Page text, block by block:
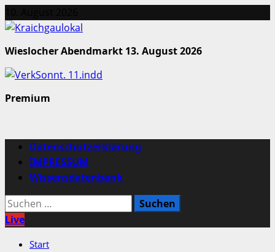
Inhalt
Wieslocher Abendmarkt 13. August 2026
Premium
Primäres
Menü
Datenschutzerklärung
IMPRESSUM
Wissensdatenbank
Suchen
nach:
Live
Start